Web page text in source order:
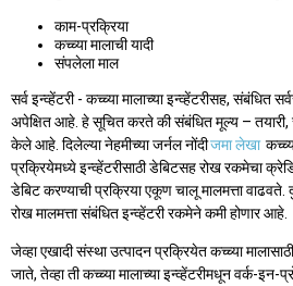
काम-प्रक्रिया
कच्च्या मालाची यादी
संपलेला माल
सर्व इन्व्हेंटरी - कच्च्या मालाच्या इन्व्हेंटरीसह, संबंधित
अपेक्षित आहे. हे सूचित करते की संबंधित मूल्य – तयारी,
केले आहे. दिलेल्या नेहमीच्या जर्नल नोंदीजमा लेखा
प्रक्रियेमध्ये इन्व्हेंटरीसाठी डेबिटसह रोख रकमेचा
डेबिट करण्याची प्रक्रिया एकूण चालू मालमत्ता
रोख मालमत्ता संबंधित इन्व्हेंटरी रकमेने कमी होणार आहे.
जेव्हा एखादी संस्था उत्पादन प्रक्रियेत कच्च्या
जाते, तेव्हा ती कच्च्या मालाच्या इन्व्हेंटरीमधून वर्क-इन-